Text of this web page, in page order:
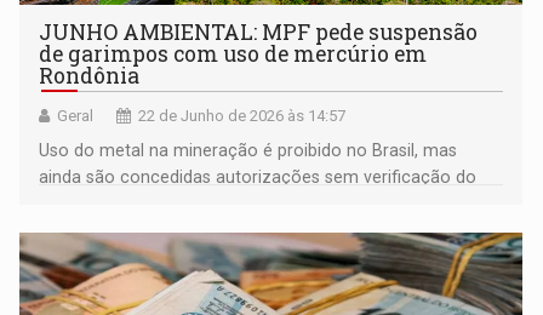
JUNHO AMBIENTAL: MPF pede suspensão
de garimpos com uso de mercúrio em
Rondônia
Geral 22 de Junho de 2026 às 14:57
Uso do metal na mineração é proibido no Brasil, mas
ainda são concedidas autorizações sem verificação do